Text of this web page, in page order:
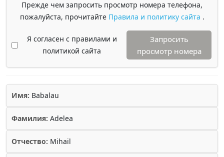
Прежде чем запросить просмотр номера телефона,
пожалуйста, прочитайте Правила и политику сайта .
Я согласен с правилами и
политикой сайта
Запросить
просмотр номера
Имя: Babalau
Фамилия: Adelea
Отчество: Mihail